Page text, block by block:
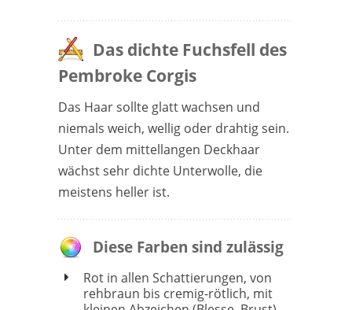
Das dichte Fuchsfell des
Pembroke Corgis
Das Haar sollte glatt wachsen und
niemals weich, wellig oder drahtig sein.
Unter dem mittellangen Deckhaar
wächst sehr dichte Unterwolle, die
meistens heller ist.
Diese Farben sind zulässig
Rot in allen Schattierungen, von
rehbraun bis cremig-rötlich, mit